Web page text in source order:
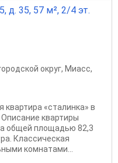
д. 35, 57 м², 2/4 эт.
округ, Миасс,
«сталинка» в
квартиры
общей площадью 82,3
Классическая
комнатами...